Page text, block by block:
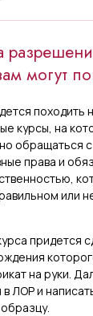
могут
походить
курсы, на
обращаться
права и
или
придется
на руки.
ЛОР и